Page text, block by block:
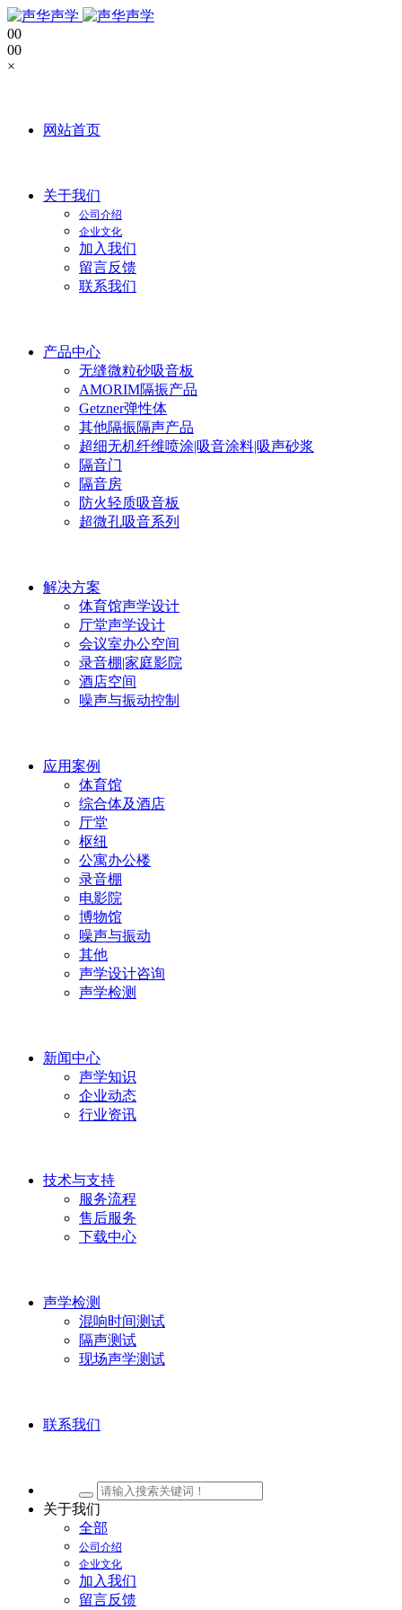
00
00
×
网站首页
关于我们
公司介绍
企业文化
加入我们
留言反馈
联系我们
产品中心
无缝微粒砂吸音板
AMORIM隔振产品
Getzner弹性体
其他隔振隔声产品
超细无机纤维喷涂|吸音涂料|吸声砂浆
隔音门
隔音房
防火轻质吸音板
超微孔吸音系列
解决方案
体育馆声学设计
厅堂声学设计
会议室办公空间
录音棚|家庭影院
酒店空间
噪声与振动控制
应用案例
体育馆
综合体及酒店
厅堂
枢纽
公寓办公楼
录音棚
电影院
博物馆
噪声与振动
其他
声学设计咨询
声学检测
新闻中心
声学知识
企业动态
行业资讯
技术与支持
服务流程
售后服务
下载中心
声学检测
混响时间测试
隔声测试
现场声学测试
联系我们
关于我们
全部
公司介绍
企业文化
加入我们
留言反馈